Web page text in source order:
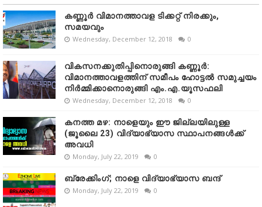
കണ്ണൂർ വിമാനത്താവള ടിക്കറ്റ് നിരക്കും,
സമയവും
Wednesday, December 12, 2018 0
വികസനക്കുതിപ്പിനൊരുങ്ങി കണ്ണൂർ:
വിമാനത്താവളത്തിന് സമീപം ഹോട്ടൽ സമുച്ചയം
നിർമ്മിക്കാനൊരുങ്ങി എം.എ.യൂസഫലി
Wednesday, December 12, 2018 0
കനത്ത മഴ: നാളെയും ഈ ജില്ലയിലുള്ള
(ജൂലൈ 23) വിദ്യാഭ്യാസ സ്ഥാപനങ്ങൾക്ക്
അവധി
Monday, July 22, 2019 0
ബ്രേക്കിംഗ്; നാളെ വിദ്യാഭ്യാസ ബന്ദ്
Monday, July 22, 2019 0